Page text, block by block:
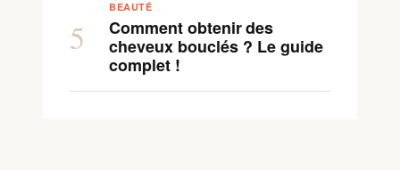
5
BEAUTÉ
Comment obtenir des
cheveux bouclés ? Le guide
complet !